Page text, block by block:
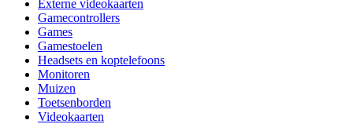
Externe videokaarten
Gamecontrollers
Games
Gamestoelen
Headsets en koptelefoons
Monitoren
Muizen
Toetsenborden
Videokaarten